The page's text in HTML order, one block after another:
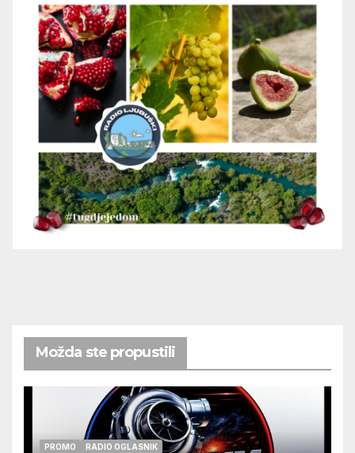
Možda ste propustili
PROMO RADIO OGLASNIK